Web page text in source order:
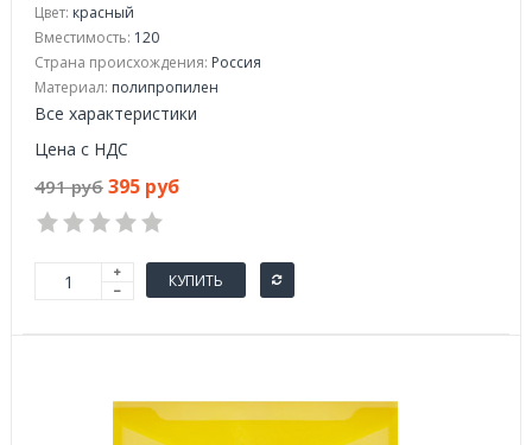
Цвет: красный
Вместимость: 120
Страна происхождения: Россия
Материал: полипропилен
Все характеристики
Цена с НДС
491 руб 395 руб
КУПИТЬ